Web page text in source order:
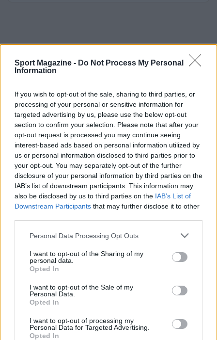
Sport Magazine - Do Not Process My Personal
Information
If you wish to opt-out of the sale, sharing to third parties, or
processing of your personal or sensitive information for
targeted advertising by us, please use the below opt-out
section to confirm your selection. Please note that after your
opt-out request is processed you may continue seeing
interest-based ads based on personal information utilized by
us or personal information disclosed to third parties prior to
your opt-out. You may separately opt-out of the further
disclosure of your personal information by third parties on the
IAB’s list of downstream participants. This information may
also be disclosed by us to third parties on the IAB’s List of
Downstream Participants that may further disclose it to other
Please note that this website/app uses one or more Google
not limited to your visit or usage behaviour. You may click to
grant or deny consent to Google and its third-party tags to
use your data for below specified purposes in below Google
consent section.
Personal Data Processing Opt Outs
I want to opt-out of the Sharing of my
personal data.
Opted In
I want to opt-out of the Sale of my
Personal Data.
Opted In
I want to opt-out of processing my
Personal Data for Targeted Advertising.
Opted In
CALCIO